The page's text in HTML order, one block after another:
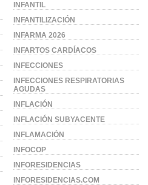
INFANTIL
INFANTILIZACIÓN
INFARMA 2026
INFARTOS CARDÍACOS
INFECCIONES
INFECCIONES RESPIRATORIAS
AGUDAS
INFLACIÓN
INFLACIÓN SUBYACENTE
INFLAMACIÓN
INFOCOP
INFORESIDENCIAS
INFORESIDENCIAS.COM